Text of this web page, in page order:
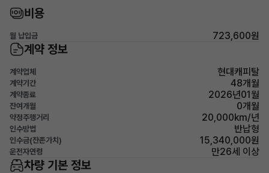
비용
월 납입금 723,600원
계약 정보
계약업체 현대캐피탈
계약기간 48개월
계약종료 2026년01월
잔여개월 0개월
약정주행거리 20,000km/년
인수방법 반납형
인수금(잔존가치) 15,340,000원
운전자연령 만26세 이상
차량 기본 정보